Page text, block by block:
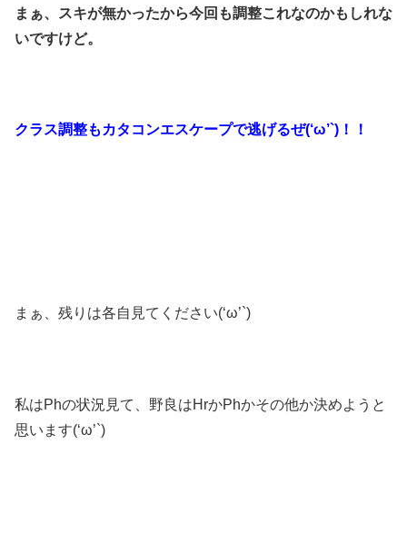
まぁ、スキが無かったから今回も調整これなのかもしれな
いですけど。
クラス調整もカタコンエスケープで逃げるぜ(‘ω’`)！！
まぁ、残りは各自見てください(‘ω’`)
私はPhの状況見て、野良はHrかPhかその他か決めようと
思います(‘ω’`)